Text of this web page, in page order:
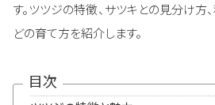
す。ツツジの特徴、サツキとの見分け方
どの育て方を紹介します。
目次